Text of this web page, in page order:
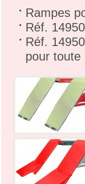
Rampes
Réf.
Réf.
pour toute